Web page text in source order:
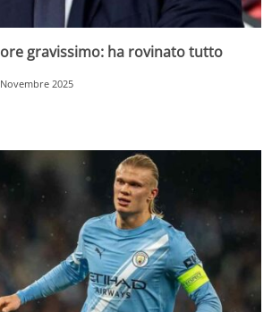
gravissimo: ha rovinato tutto
2025